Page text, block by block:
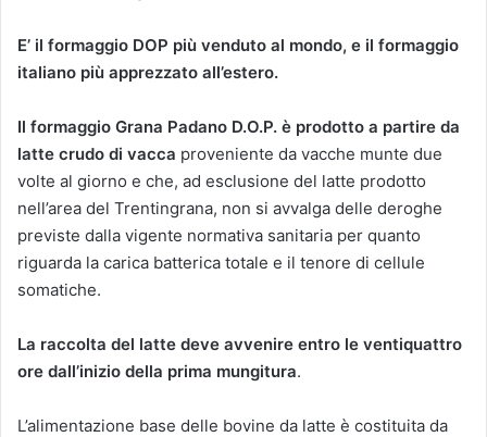
E’ il formaggio DOP più venduto al mondo, e il formaggio
italiano più apprezzato all’estero.
Il formaggio Grana Padano D.O.P. è prodotto a partire da
latte crudo di vacca proveniente da vacche munte due
volte al giorno e che, ad esclusione del latte prodotto
nell’area del Trentingrana, non si avvalga delle deroghe
previste dalla vigente normativa sanitaria per quanto
riguarda la carica batterica totale e il tenore di cellule
somatiche.
La raccolta del latte deve avvenire entro le ventiquattro
ore dall’inizio della prima mungitura.
L’alimentazione base delle bovine da latte è costituita da